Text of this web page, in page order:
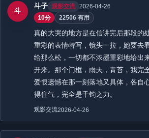
斗
斗子 观影交流 2026-04-26
10分
22506 有用
真的大哭的地方是在信讲完后那段的
重彩的表情特写，镜头一拉，她要去
给那么松，一切都不浓墨重彩地给出
开来。那个门框，雨天，青苔，我完
爱恨遗憾在那一刻落地又具体，各自
得住气，完全是千钧之力。
观影交流2026-04-26